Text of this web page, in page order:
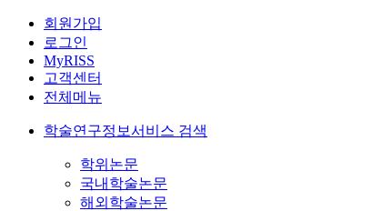
회원가입
로그인
MyRISS
고객센터
전체메뉴
학술연구정보서비스 검색
학위논문
국내학술논문
해외학술논문